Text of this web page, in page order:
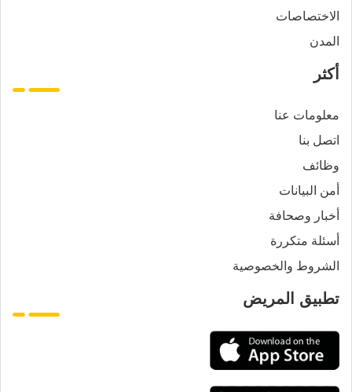
الاختصاصات
المدن
أكثر
معلومات عنا
اتصل بنا
وظائف
أمن البيانات
أخبار وصحافة
أسئلة متكررة
الشروط والخصوصية
تطبيق المريض